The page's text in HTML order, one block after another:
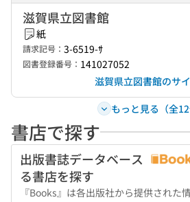
滋賀県立図書館
紙
請求記号： 3-6519-ｻ
図書登録番号： 141027052
滋賀県立図書館のサ
もっと見る（全12
書店で探す
出版書誌データベース
る書店を探す
『Books』は各出版社から提供された